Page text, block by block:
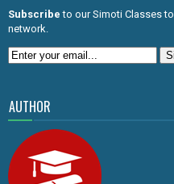
Subscribe to our Simoti Classes
network.
AUTHOR